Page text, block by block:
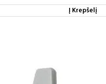
Į Krepšelį